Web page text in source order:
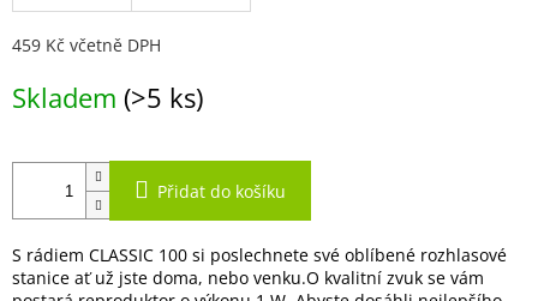
459 Kč včetně DPH
cena:
Skladem (>5 ks)
Přidat do košíku
S rádiem CLASSIC 100 si poslechnete své oblíbené rozhlasové
stanice ať už jste doma, nebo venku.O kvalitní zvuk se vám